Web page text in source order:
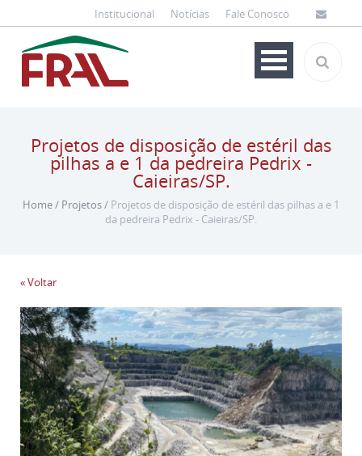
Institucional Notícias Fale Conosco
Projetos de disposição de estéril das
pilhas a e 1 da pedreira Pedrix -
Caieiras/SP.
Home/ Projetos/ Projetos de disposição de estéril das pilhas a e 1
da pedreira Pedrix - Caieiras/SP.
« Voltar